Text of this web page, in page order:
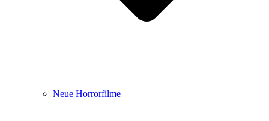
Neue Horrorfilme